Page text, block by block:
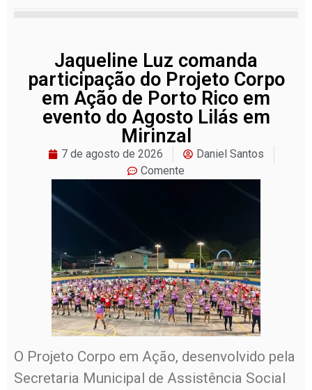
Jaqueline Luz comanda
participação do Projeto Corpo
em Ação de Porto Rico em
evento do Agosto Lilás em
Mirinzal
7 de agosto de 2026
Daniel Santos
Comente
O Projeto Corpo em Ação, desenvolvido pela
Secretaria Municipal de Assistência Social